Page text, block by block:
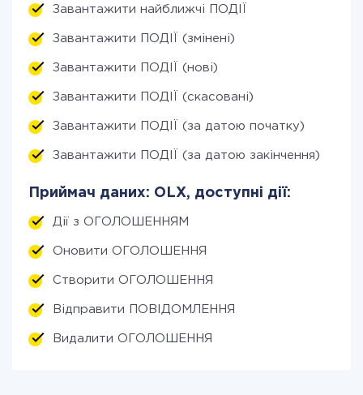
Завантажити найближчі ПОДІЇ
Завантажити ПОДІЇ (змінені)
Завантажити ПОДІЇ (нові)
Завантажити ПОДІЇ (скасовані)
Завантажити ПОДІЇ (за датою початку)
Завантажити ПОДІЇ (за датою закінчення)
Приймач даних: OLX, доступні дії:
Дії з ОГОЛОШЕННЯМ
Оновити ОГОЛОШЕННЯ
Створити ОГОЛОШЕННЯ
Відправити ПОВІДОМЛЕННЯ
Видалити ОГОЛОШЕННЯ